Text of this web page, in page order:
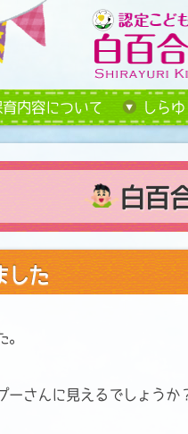
育内容について しら
白百
した
。
ーさんに見えるでしょうか